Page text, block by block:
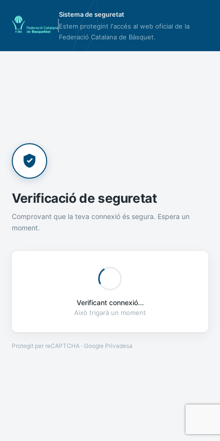
Sistema de seguretat
Estem protegint l'accés al web oficial de la
Federació Catalana de Bàsquet.
Verificació de seguretat
Comprovant que la teva connexió és segura. Espera un
moment.
Verificant connexió...
Això trigarà un moment
Protegit per reCAPTCHA · Google Privadesa